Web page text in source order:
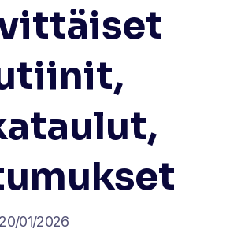
20/01/2026